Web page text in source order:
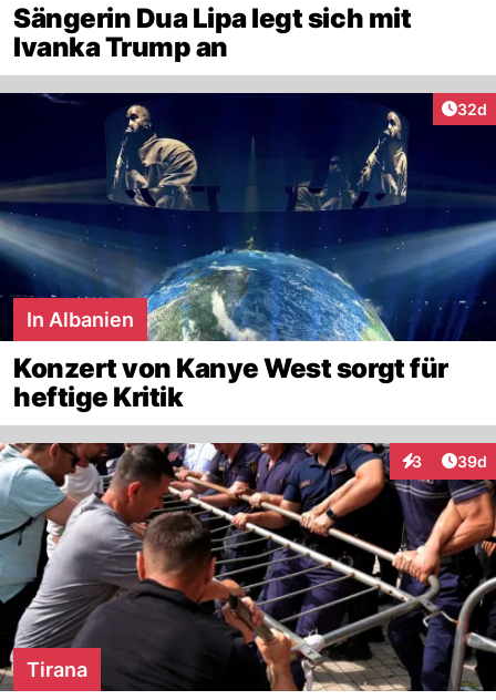
Sängerin Dua Lipa legt sich mit
Ivanka Trump an
32d
In Albanien
Konzert von Kanye West sorgt für
heftige Kritik
3
Interaktionen
39d
Tirana